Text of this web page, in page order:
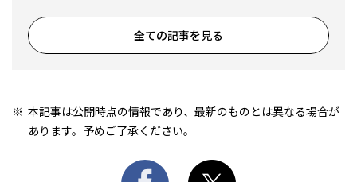
全ての記事を見る
本記事は公開時点の情報であり、最新のものとは異なる場合が
あります。予めご了承ください。